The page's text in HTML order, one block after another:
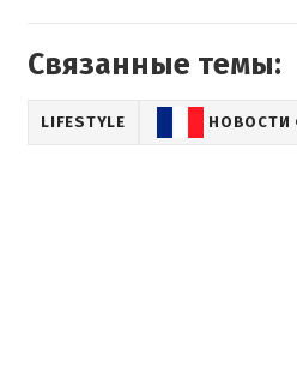
Связанные темы:
LIFESTYLE НОВОСТИ